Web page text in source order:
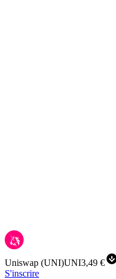
Uniswap (UNI)UNI3,49 €
S'inscrire